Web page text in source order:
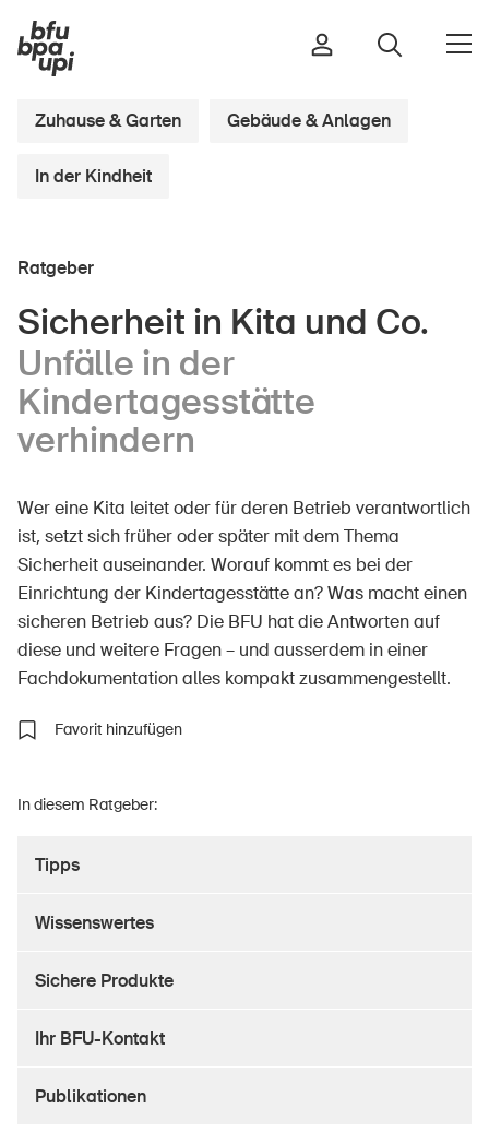
Strasse & Verkehr
Gebäude & Anlagen
In der Kindheit
Im Alter
In der Schule
Über die BFU
Medien
Sichere Produkte
Rechtsfragen & Gerichtsentscheide
Zuhause & Garten Gebäude & Anlagen
In der Kindheit
Ratgeber
Sicherheit in Kita und Co.
Unfälle in der
Kindertagesstätte
verhindern
Wer eine Kita leitet oder für deren Betrieb verantwortlich
ist, setzt sich früher oder später mit dem Thema
Sicherheit auseinander. Worauf kommt es bei der
Einrichtung der Kindertagesstätte an? Was macht einen
sicheren Betrieb aus? Die BFU hat die Antworten auf
diese und weitere Fragen – und ausserdem in einer
Fachdokumentation alles kompakt zusammengestellt.
Favorit hinzufügen
In diesem Ratgeber:
Tipps
Wissenswertes
Sichere Produkte
Ihr BFU-Kontakt
Publikationen